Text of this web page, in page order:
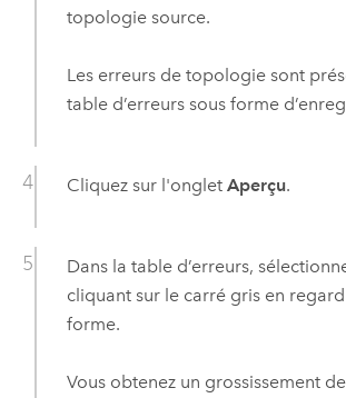
topologie source.
Les erreurs de topologie sont
table d’erreurs sous forme
Cliquez sur l'onglet Aperçu.
Dans la table d’erreurs,
cliquant sur le carré gris en
forme.
Vous obtenez un grossissement